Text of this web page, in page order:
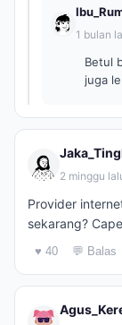
1 bulan
Betul
juga
2 minggu
Provider
sekarang?
♥ 40 💬 Balas